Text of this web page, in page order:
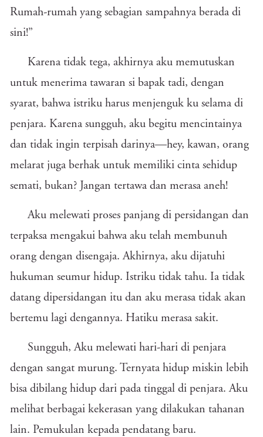
Rumah-rumah yang sebagian sampahnya berada di
sini!”
Karena tidak tega, akhirnya aku memutuskan
untuk menerima tawaran si bapak tadi, dengan
syarat, bahwa istriku harus menjenguk ku selama di
penjara. Karena sungguh, aku begitu mencintainya
dan tidak ingin terpisah darinya—hey, kawan, orang
melarat juga berhak untuk memiliki cinta sehidup
semati, bukan? Jangan tertawa dan merasa aneh!
Aku melewati proses panjang di persidangan dan
terpaksa mengakui bahwa aku telah membunuh
orang dengan disengaja. Akhirnya, aku dijatuhi
hukuman seumur hidup. Istriku tidak tahu. Ia tidak
datang dipersidangan itu dan aku merasa tidak akan
bertemu lagi dengannya. Hatiku merasa sakit.
Sungguh, Aku melewati hari-hari di penjara
dengan sangat murung. Ternyata hidup miskin lebih
bisa dibilang hidup dari pada tinggal di penjara. Aku
melihat berbagai kekerasan yang dilakukan tahanan
lain. Pemukulan kepada pendatang baru.